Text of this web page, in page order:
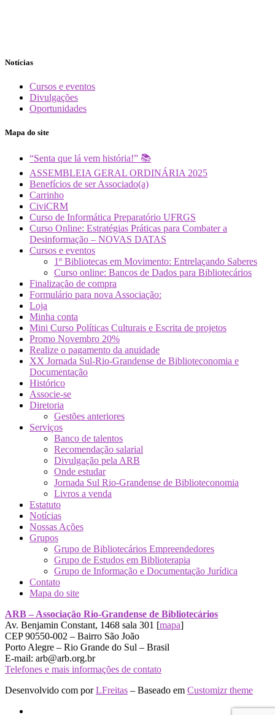
Notícias
Cursos e eventos
Divulgações
Oportunidades
Mapa do site
“Senta que lá vem história!” 📚
ASSEMBLEIA GERAL ORDINÁRIA 2025
Benefícios de ser Associado(a)
Carrinho
CiviCRM
Curso de Informática Preparatório UFRGS
Curso Online: Estratégias Práticas para Combater a
Desinformação – NOVAS DATAS
Cursos e eventos
1º Bibliotecas em Movimento: Entrelaçando Saberes
Curso online: Bancos de Dados para Bibliotecários
Finalização de compra
Formulário para nova Associação:
Loja
Minha conta
Mini Curso Políticas Culturais e Escrita de projetos
Promo Novembro 20%
Realize o pagamento da anuidade
XX Jornada Sul-Rio-Grandense de Biblioteconomia e
Documentação
Histórico
Associe-se
Diretoria
Gestões anteriores
Serviços
Banco de talentos
Recomendação salarial
Divulgação pela ARB
Onde estudar
Jornada Sul Rio-Grandense de Biblioteconomia
Livros a venda
Estatuto
Notícias
Nossas Ações
Grupos
Grupo de Bibliotecários Empreendedores
Grupo de Estudos em Biblioterapia
Grupo de Informação e Documentação Jurídica
Contato
Mapa do site
ARB – Associação Rio-Grandense de Bibliotecários
Av. Benjamin Constant, 1468 sala 301 [mapa]
CEP 90550-002 – Bairro São João
Porto Alegre – Rio Grande do Sul – Brasil
E-mail: arb@arb.org.br
Telefones e mais informações de contato
Desenvolvido com porLFreitas – Baseado em Customizr theme